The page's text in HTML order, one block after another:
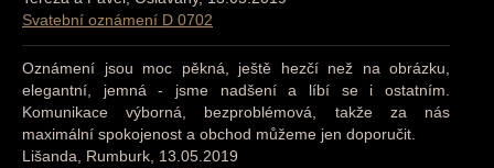
Svatební oznámení D 0702
Oznámení jsou moc pěkná, ještě hezčí než na obrázku,
elegantní, jemná - jsme nadšení a líbí se i ostatním.
Komunikace výborná, bezproblémová, takže za nás
maximální spokojenost a obchod můžeme jen doporučit.
Lišanda, Rumburk, 13.05.2019